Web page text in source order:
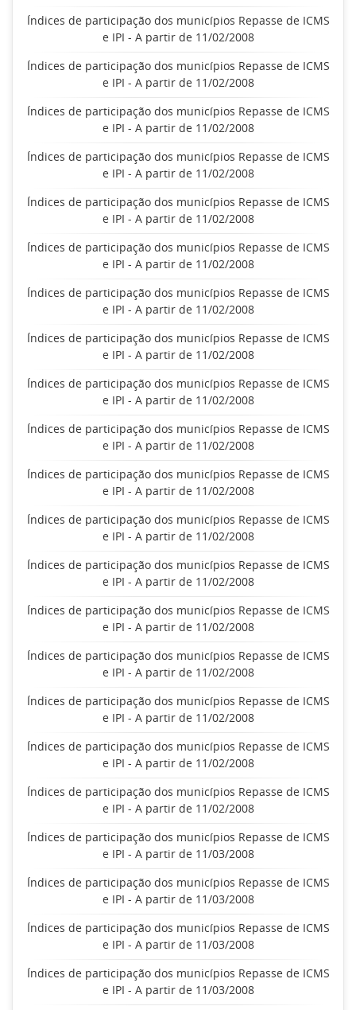
Índices de participação dos municípios Repasse de ICMS
e IPI - A partir de 11/02/2008
Índices de participação dos municípios Repasse de ICMS
e IPI - A partir de 11/02/2008
Índices de participação dos municípios Repasse de ICMS
e IPI - A partir de 11/02/2008
Índices de participação dos municípios Repasse de ICMS
e IPI - A partir de 11/02/2008
Índices de participação dos municípios Repasse de ICMS
e IPI - A partir de 11/02/2008
Índices de participação dos municípios Repasse de ICMS
e IPI - A partir de 11/02/2008
Índices de participação dos municípios Repasse de ICMS
e IPI - A partir de 11/02/2008
Índices de participação dos municípios Repasse de ICMS
e IPI - A partir de 11/02/2008
Índices de participação dos municípios Repasse de ICMS
e IPI - A partir de 11/02/2008
Índices de participação dos municípios Repasse de ICMS
e IPI - A partir de 11/02/2008
Índices de participação dos municípios Repasse de ICMS
e IPI - A partir de 11/02/2008
Índices de participação dos municípios Repasse de ICMS
e IPI - A partir de 11/02/2008
Índices de participação dos municípios Repasse de ICMS
e IPI - A partir de 11/02/2008
Índices de participação dos municípios Repasse de ICMS
e IPI - A partir de 11/02/2008
Índices de participação dos municípios Repasse de ICMS
e IPI - A partir de 11/02/2008
Índices de participação dos municípios Repasse de ICMS
e IPI - A partir de 11/02/2008
Índices de participação dos municípios Repasse de ICMS
e IPI - A partir de 11/02/2008
Índices de participação dos municípios Repasse de ICMS
e IPI - A partir de 11/02/2008
Índices de participação dos municípios Repasse de ICMS
e IPI - A partir de 11/03/2008
Índices de participação dos municípios Repasse de ICMS
e IPI - A partir de 11/03/2008
Índices de participação dos municípios Repasse de ICMS
e IPI - A partir de 11/03/2008
Índices de participação dos municípios Repasse de ICMS
e IPI - A partir de 11/03/2008